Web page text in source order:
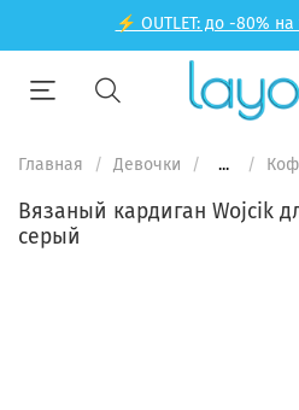
⚡ OUTLET: до -80%
Главная Девочки ...
Вязаный кардиган Wojcik
серый